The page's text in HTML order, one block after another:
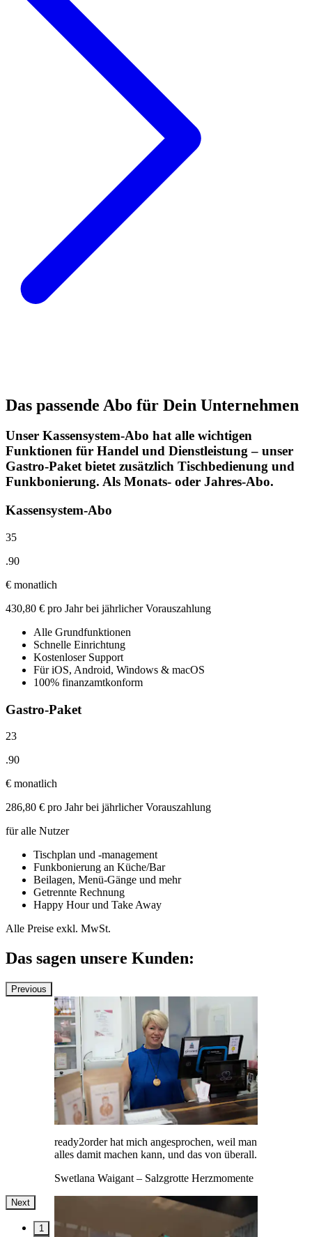
Das passende Abo für Dein Unternehmen
Unser Kassensystem-Abo hat alle wichtigen
Funktionen für Handel und Dienstleistung – unser
Gastro-Paket bietet zusätzlich Tischbedienung und
Funkbonierung. Als Monats- oder Jahres-Abo.
Kassensystem-Abo
35
.90
€ monatlich
430,80 € pro Jahr bei jährlicher Vorauszahlung
Alle Grundfunktionen
Schnelle Einrichtung
Kostenloser Support
Für iOS, Android, Windows & macOS
100% finanzamtkonform
Gastro-Paket
23
.90
€ monatlich
286,80 € pro Jahr bei jährlicher Vorauszahlung
für alle Nutzer
Tischplan und -management
Funkbonierung an Küche/Bar
Beilagen, Menü-Gänge und mehr
Getrennte Rechnung
Happy Hour und Take Away
Alle Preise exkl. MwSt.
Das sagen unsere Kunden:
Previous
ready2order hat mich angesprochen, weil man
alles damit machen kann, und das von überall.
Swetlana Waigant – Salzgrotte Herzmomente
Next
1